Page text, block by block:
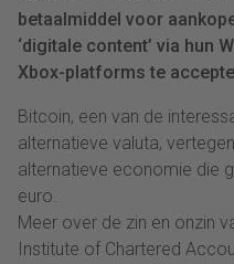
betaalmiddel voor
‘digitale content’ via hun
Xbox-platforms te
Bitcoin, een van de
alternatieve valuta,
alternatieve economie die
euro.
Meer over de zin en onzin
Institute of Chartered